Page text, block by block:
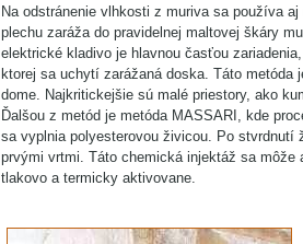
Na odstránenie vlhkosti z muriva sa používa
plechu zaráža do pravidelnej maltovej škáry
elektrické kladivo je hlavnou časťou
ktorej sa uchytí zarážaná doska. Táto metóda
dome. Najkritickejšie sú malé priestory, ako
Ďalšou z metód je metóda MASSARI, kde
sa vyplnia polyesterovou živicou. Po
prvými vrtmi. Táto chemická injektáž sa
tlakovo a termicky aktivovane.